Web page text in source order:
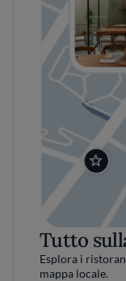
Tutto
Esplora i
mappa locale.